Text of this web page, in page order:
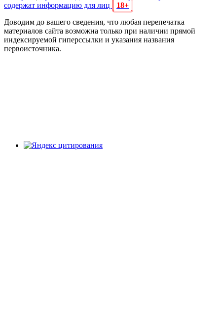
содержат информацию для лиц
18+
Доводим до вашего сведения, что любая перепечатка
материалов сайта возможна только при наличии прямой
индексируемой гиперссылки и указания названия
первоисточника.